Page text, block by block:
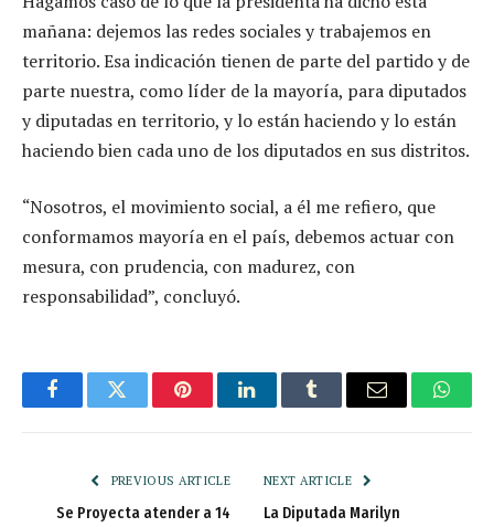
mañana: dejemos las redes sociales y trabajemos en
territorio. Esa indicación tienen de parte del partido y de
parte nuestra, como líder de la mayoría, para diputados
y diputadas en territorio, y lo están haciendo y lo están
haciendo bien cada uno de los diputados en sus distritos.
“Nosotros, el movimiento social, a él me refiero, que
conformamos mayoría en el país, debemos actuar con
mesura, con prudencia, con madurez, con
responsabilidad”, concluyó.
FacebookTwitter PinterestLinkedInTumblr Email
PREVIOUS ARTICLE
Se Proyecta atender a 14
NEXT ARTICLE
La Diputada Marilyn